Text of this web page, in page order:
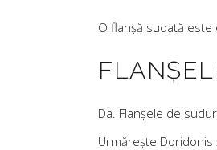
O flanșă sudată
Da. Flanșele de
Urmărește Doridonis